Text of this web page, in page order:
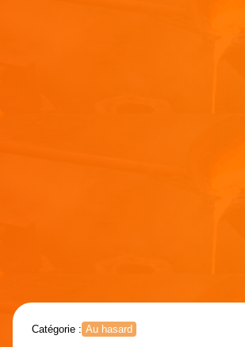
Catégorie : Au hasard